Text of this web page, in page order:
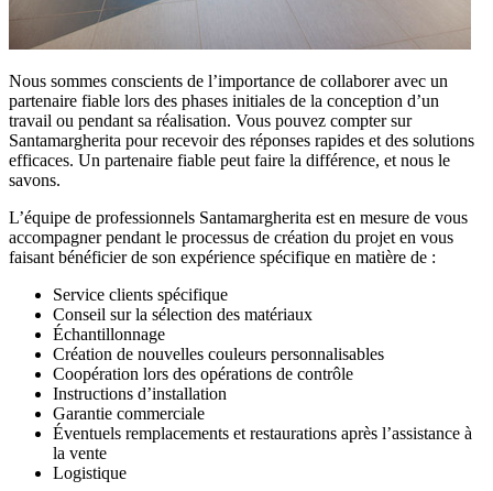
Nous sommes conscients de l’importance de collaborer avec un
partenaire fiable lors des phases initiales de la conception d’un
travail ou pendant sa réalisation. Vous pouvez compter sur
Santamargherita pour recevoir des réponses rapides et des solutions
efficaces. Un partenaire fiable peut faire la différence, et nous le
savons.
L’équipe de professionnels Santamargherita est en mesure de vous
accompagner pendant le processus de création du projet en vous
faisant bénéficier de son expérience spécifique en matière de :
Service clients spécifique
Conseil sur la sélection des matériaux
Échantillonnage
Création de nouvelles couleurs personnalisables
Coopération lors des opérations de contrôle
Instructions d’installation
Garantie commerciale
Éventuels remplacements et restaurations après l’assistance à
la vente
Logistique